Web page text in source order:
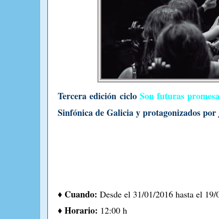
Tercera edición ciclo Son futuras
Sinfónica de Galicia y protagonizados
♦ Cuando: Desde el 31/01/2016 hasta el 19/
♦ Horario: 12:00 h